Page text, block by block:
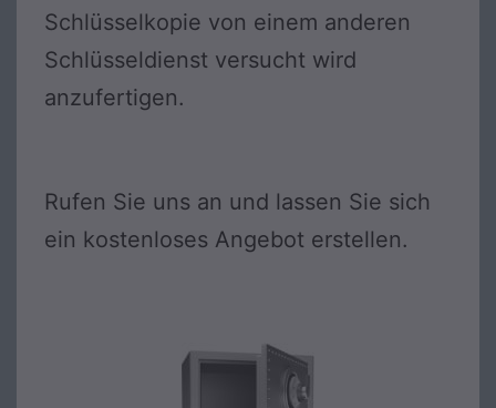
Schlüsselkopie von einem anderen
Schlüsseldienst versucht wird
anzufertigen.
Rufen Sie uns an und lassen Sie sich
ein kostenloses Angebot erstellen.